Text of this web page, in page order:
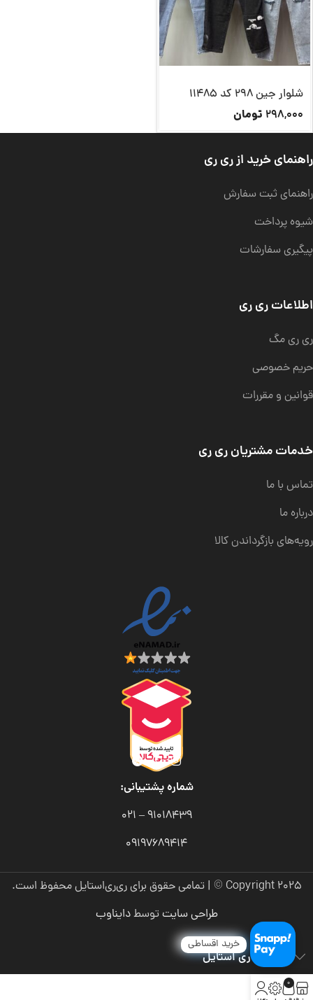
شلوار جین 298 کد 11485
298,000 تومان
راهنمای خرید از ری ری
راهنمای ثبت سفارش
شیوه پرداخت
پیگیری سفارشات
اطلاعات ری ری
ری ری مگ
حریم خصوصی
قوانین و مقررات
خدمات مشتریان ری ری
تماس با ما
درباره ما
رویه‌های بازگرداندن کالا
شماره پشتیبانی:
91018439 – 021
09197689414
Copyright 2025 © | تمامی حقوق برای ری‌ری‌استایل محفوظ است.
طراحی سایتتوسطدایناوب
درباره ری ری استایل
خرید اقساطی
0